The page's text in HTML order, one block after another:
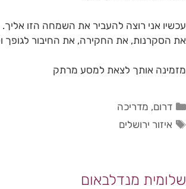
עכשיו אני רוצה להעביר את השמחה הזו אליך.
את הסקרנות, את החקירה, את החיבור לגופך
מזמינה אותך לצאת למסע מרתק
דרום, מדריכה
איזור ירושלים
שלומית מנדלבאום